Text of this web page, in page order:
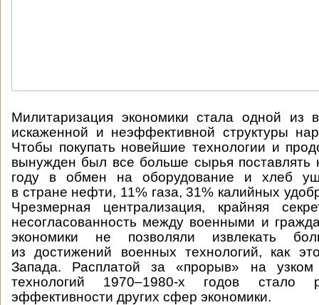
Милитаризация экономики стала одной из
искаженной и неэффективной структуры
Чтобы покупать новейшие технологии и
вынужден был все больше сырья поставлять
году в обмен на оборудование и хлеб
в стране нефти, 11% газа, 31% калийных
Чрезмерная централизация, крайняя
несогласованность между военными и
экономики не позволяли извлекать
из достижений военных технологий, как
Запада. Расплатой за «прорыв» на
технологий 1970–1980-х годов стало
эффективности других сфер экономики.